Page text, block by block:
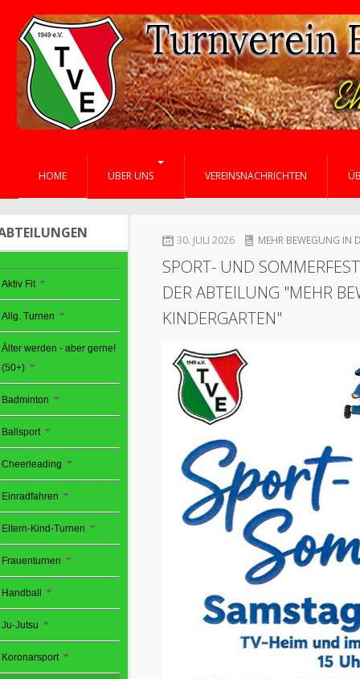
HOME ÜBER UNS VEREINSNACHRICHTEN
30. JULI 2026 MEHR BEWEGUNG IN
SPORT- UND
DER ABTEILUNG "MEHR
KINDERGARTEN"
Aktiv Fit
Allg. Turnen
Älter werden - aber gerne!
(50+)
Badminton
Ballsport
Cheerleading
Einradfahren
Eltern-Kind-Turnen
Frauenturnen
Handball
Ju-Jutsu
Koronarsport